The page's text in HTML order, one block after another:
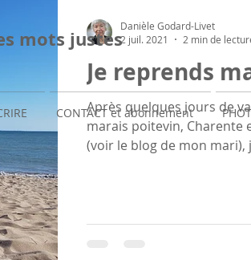
mots justes
CONTACT et abonnement
Je reprends
Après quelques jours de
marais poitevin, Charente
(voir le blog de mon mari),
Danièle Godard-Livet
2 juil. 2021
2 min de